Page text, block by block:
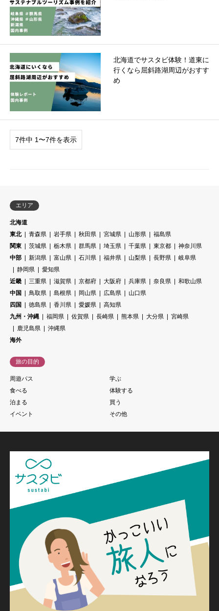
北海道でサスタビ体験！道東に
行くなら屈斜路湖周辺がおすす
め
7件中 1〜7件を表示
エリア
北海道
東北
青森県 岩手県 秋田県 宮城県 山形県
福島県
関東
茨城県 栃木県 群馬県 埼玉県 千葉県 東京都
神奈川県
中部
新潟県 富山県 石川県 福井県 山梨県 長野県
岐阜県
静岡県
愛知県
近畿
三重県 滋賀県 京都府 大阪府 兵庫県 奈良県
和歌山県
中国
鳥取県 島根県 岡山県 広島県
山口県
四国
徳島県 香川県 愛媛県
高知県
九州・沖縄
福岡県 佐賀県 長崎県 熊本県 大分県
宮崎県
鹿児島県
沖縄県
海外
旅の目的
周遊パス
学ぶ
食べる
体験する
泊まる
買う
イベント
その他